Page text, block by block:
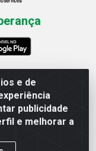
e de
publicidade
e melhorar a
Filho, 291 -
335 - CNPJ